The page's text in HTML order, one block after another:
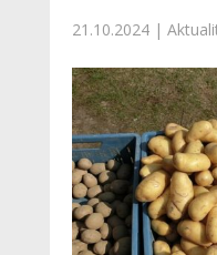
21.10.2024|